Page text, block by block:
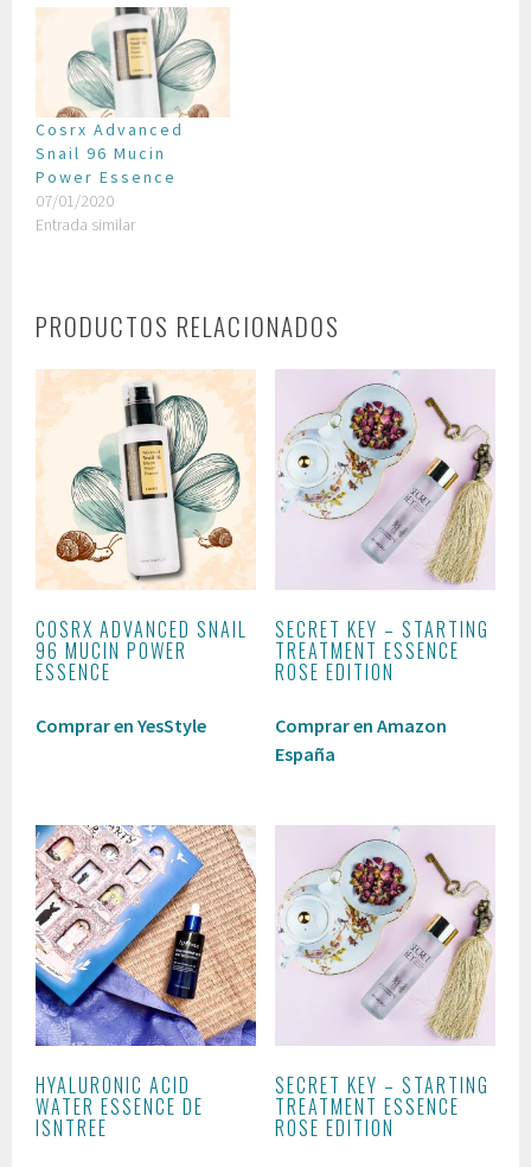
Cosrx Advanced
Snail 96 Mucin
Power Essence
07/01/2020
Entrada similar
PRODUCTOS RELACIONADOS
COSRX ADVANCED SNAIL
96 MUCIN POWER
ESSENCE
Comprar en YesStyle
SECRET KEY – STARTING
TREATMENT ESSENCE
ROSE EDITION
Comprar en Amazon
España
HYALURONIC ACID
WATER ESSENCE DE
ISNTREE
SECRET KEY – STARTING
TREATMENT ESSENCE
ROSE EDITION